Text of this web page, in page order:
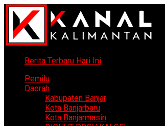
Berita Terbaru Hari Ini
Pemilu
Daerah
Kabupaten Banjar
Kota Banjarbaru
Kota Banjarmasin